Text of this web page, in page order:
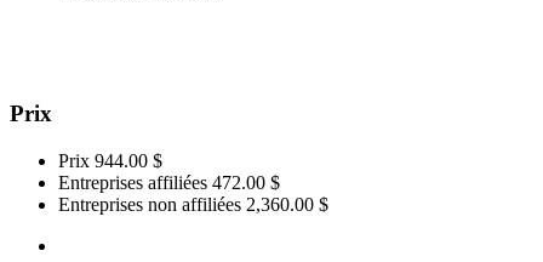
Prix
Prix 944.00 $
Entreprises affiliées 472.00 $
Entreprises non affiliées 2,360.00 $